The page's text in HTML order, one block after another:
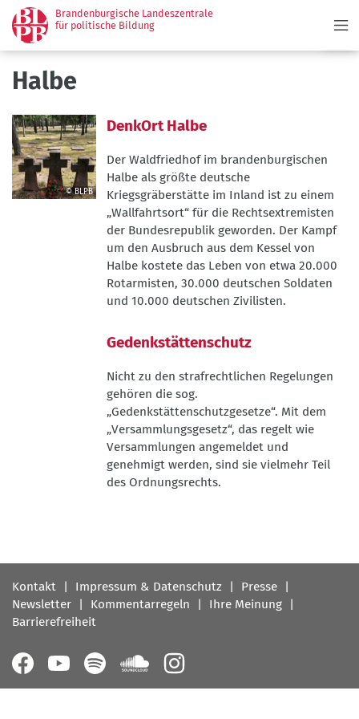
Direkt
zum
Inhalt
Brandenburgische Landeszentrale
für politische Bildung
Halbe
© BLPB
DenkOrt Halbe
Der Waldfriedhof im brandenburgischen
Halbe als größte deutsche
Kriegsgräberstätte im Inland ist zu einem
„Wallfahrtsort“ für die Rechtsextremisten
der Bundesrepublik geworden. Der Kampf
um den Ausbruch aus dem Kessel von
Halbe kostete das Leben von etwa 20.000
Rotarmisten, 30.000 deutschen Soldaten
und 10.000 deutschen Zivilisten.
Gedenkstättenschutz
Nicht zu den strafrechtlichen Regelungen
gehören die sog.
„Gedenkstättenschutzgesetze“. Mit dem
„Versammlungsgesetz“, das regelt wie
Versammlungen angemeldet und
genehmigt werden, sind sie vielmehr Teil
des Ordnungsrechts.
Fußbereichsmenü
Kontakt Impressum & Datenschutz
Presse
Newsletter
Kommentarregeln
Ihre Meinung
Barrierefreiheit
Follow
us